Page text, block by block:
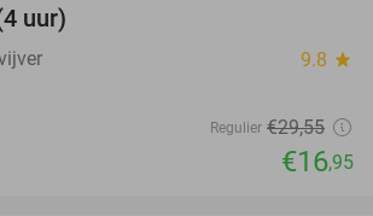
uur)
9.8 star
Regulier €29,55
€16,95